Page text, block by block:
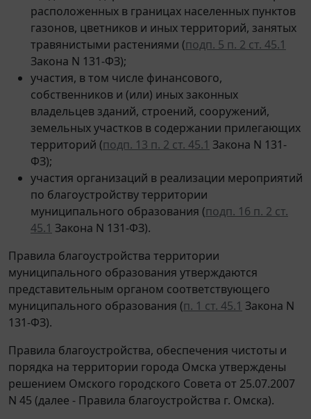
расположенных в границах населенных пунктов
газонов, цветников и иных территорий, занятых
травянистыми растениями (подп. 5 п. 2 ст. 45.1
Закона N 131-ФЗ);
участия, в том числе финансового,
собственников и (или) иных законных
владельцев зданий, строений, сооружений,
земельных участков в содержании прилегающих
территорий (подп. 13 п. 2 ст. 45.1 Закона N 131-
ФЗ);
участия организаций в реализации мероприятий
по благоустройству территории
муниципального образования (подп. 16 п. 2 ст.
45.1 Закона N 131-ФЗ).
Правила благоустройства территории
муниципального образования утверждаются
представительным органом соответствующего
муниципального образования (п. 1 ст. 45.1 Закона N
131-ФЗ).
Правила благоустройства, обеспечения чистоты и
порядка на территории города Омска утверждены
решением Омского городского Совета от 25.07.2007
N 45 (далее - Правила благоустройства г. Омска).